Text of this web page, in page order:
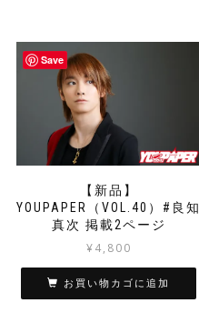
で
¥800
Save
【新品】
YOUPAPER（VOL.40）#良知
真次 掲載2ページ
¥4,800
お買い物カゴに追加